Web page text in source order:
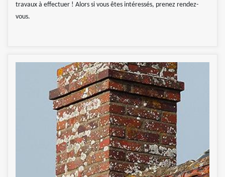
travaux à effectuer ! Alors si vous êtes intéressés, prenez rendez-
vous.